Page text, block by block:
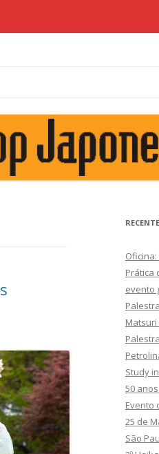
Oficina:
Prática
evento
Matsuri
Study
50
Evento
25 de
São